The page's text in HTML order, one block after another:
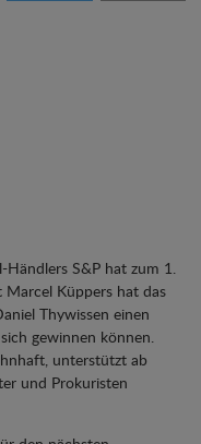
S&P hat zum 1.
Küppers hat das
Thywissen einen
gewinnen können.
unterstützt ab
und Prokuristen